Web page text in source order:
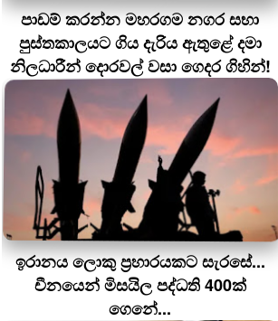
පාඩම් කරන්න මහරගම නගර සභා
පුස්තකාලයට ගිය දැරිය ඇතුළේ දමා
නිලධාරීන් දොරවල් වසා ගෙදර ගිහින්!
ඉරානය ලොකු ප‍්‍රහාරයකට සැරසේ...
චීනයෙන් මිසයිල පද්ධති 400ක්
ගෙනේ...